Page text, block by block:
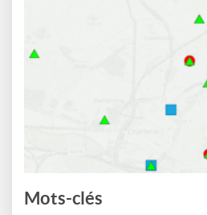
Mots-clés